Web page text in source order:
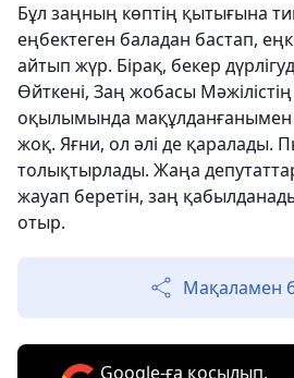
Бұл заңның көптің қытығына
еңбектеген баладан бастап,
айтып жүр. Бірақ, бекер
Өйткені, Заң жобасы Мәжілістің
оқылымында мақұлданғанымен
жоқ. Яғни, ол әлі де қаралады.
толықтырлады. Жаңа
жауап беретін, заң
отыр.
Мақаламен
Google-ға қосылып,